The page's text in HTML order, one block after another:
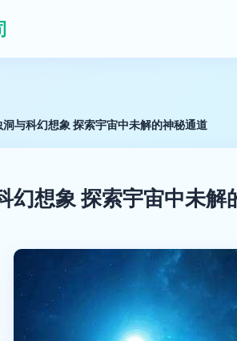
洞与科幻想象 探索宇宙中未解的神秘通道
幻想象 探索宇宙中未解